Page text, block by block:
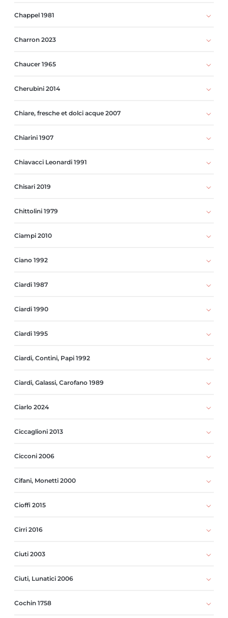
Chappel 1981
Charron 2023
Chaucer 1965
Cherubini 2014
Chiare, fresche et dolci acque 2007
Chiarini 1907
Chiavacci Leonardi 1991
Chisari 2019
Chittolini 1979
Ciampi 2010
Ciano 1992
Ciardi 1987
Ciardi 1990
Ciardi 1995
Ciardi, Contini, Papi 1992
Ciardi, Galassi, Carofano 1989
Ciarlo 2024
Ciccaglioni 2013
Cicconi 2006
Cifani, Monetti 2000
Cioffi 2015
Cirri 2016
Ciuti 2003
Ciuti, Lunatici 2006
Cochin 1758